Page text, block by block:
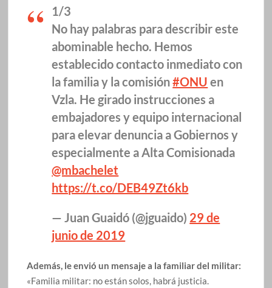
1/3
No hay palabras para describir este
abominable hecho. Hemos
establecido contacto inmediato con
la familia y la comisión#ONU en
Vzla. He girado instrucciones a
embajadores y equipo internacional
para elevar denuncia a Gobiernos y
especialmente a Alta Comisionada
@mbachelet
https://t.co/DEB49Zt6kb
— Juan Guaidó (@jguaido) 29 de
junio de 2019
Además, le envió un mensaje a la familiar del militar:
«Familia militar: no están solos, habrá justicia.